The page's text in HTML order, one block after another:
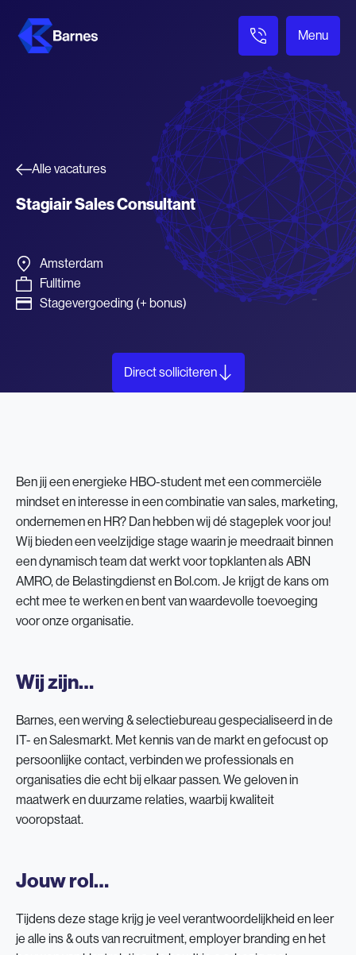
Menu
Alle vacatures
Stagiair Sales Consultant
Amsterdam
Fulltime
Stagevergoeding (+ bonus)
Direct solliciteren
Ben jij een energieke HBO-student met een commerciële
mindset en interesse in een combinatie van sales, marketing,
ondernemen en HR? Dan hebben wij dé stageplek voor jou!
Wij bieden een veelzijdige stage waarin je meedraait binnen
een dynamisch team dat werkt voor topklanten als ABN
AMRO, de Belastingdienst en Bol.com. Je krijgt de kans om
echt mee te werken en bent van waardevolle toevoeging
voor onze organisatie.
Wij zijn…
Barnes, een werving & selectiebureau gespecialiseerd in de
IT- en Salesmarkt. Met kennis van de markt en gefocust op
persoonlijke contact, verbinden we professionals en
organisaties die echt bij elkaar passen. We geloven in
maatwerk en duurzame relaties, waarbij kwaliteit
vooropstaat.
Jouw rol…
Tijdens deze stage krijg je veel verantwoordelijkheid en leer
je alle ins & outs van recruitment, employer branding en het